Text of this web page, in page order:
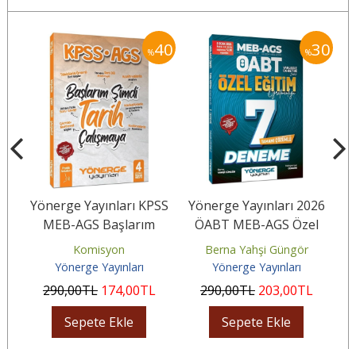
%40
Yönerge Yayınları KPSS
MEB-AGS Başlarım
Şimdi Tarih Çalışmaya
Pratik...
Komisyon
Yönerge Yayınları
290,00TL 174,00TL
Sepete Ekle
%30
Yönerge Yayınları 2026
ÖABT MEB-AGS Özel
Eğitim Öğretmenliği 7
Deneme...
Berna Yahşi Güngör
Yönerge Yayınları
290,00TL 203,00TL
Sepete Ekle